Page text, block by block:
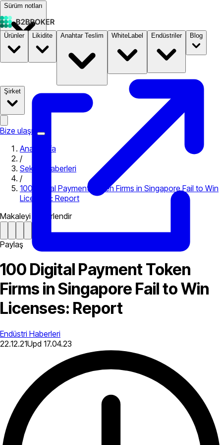
Sürüm notları
Dokümantasyon Fiyatlandırma B2STORE
Ürünler Likidite Anahtar Teslim WhiteLabel Endüstriler Blog
Şirket
Bize ulaşın
Ana Sayfa
/
Sektör Haberleri
/
100 Digital Payment Token Firms in Singapore Fail to Win
Licenses: Report
Makaleyi değerlendir
Paylaş
100 Digital Payment Token
Firms in Singapore Fail to Win
Licenses: Report
Endüstri Haberleri
22.12.21Upd 17.04.23